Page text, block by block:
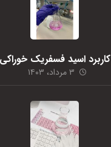
کاربرد اسید فسفریک خوراکی
۳ مرداد، ۱۴۰۳